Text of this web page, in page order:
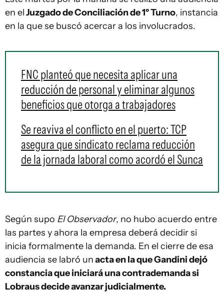
en elJuzgado de Conciliación de 1º Turno, instancia
en la que se buscó acercar a los involucrados.
FNC planteó que necesita aplicar una
reducción de personal y eliminar algunos
beneficios que otorga a trabajadores
Se reaviva el conflicto en el puerto: TCP
asegura que sindicato reclama reducción
de la jornada laboral como acordó el Sunca
Según supo El Observador, no hubo acuerdo entre
las partes y ahora la empresa deberá decidir si
inicia formalmente la demanda. En el cierre de esa
audiencia se labró unacta en la que Gandini dejó
constancia que iniciará una contrademanda si
Lobraus decide avanzar judicialmente.